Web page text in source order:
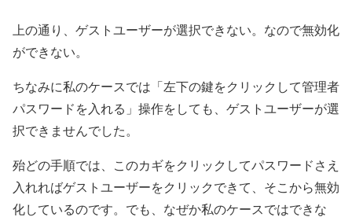
上の通り、ゲストユーザーが選択できない。なので無効化
ができない。
ちなみに私のケースでは「左下の鍵をクリックして管理者
パスワードを入れる」操作をしても、ゲストユーザーが選
択できませんでした。
殆どの手順では、このカギをクリックしてパスワードさえ
入れればゲストユーザーをクリックできて、そこから無効
化しているのです。でも、なぜか私のケースではできな